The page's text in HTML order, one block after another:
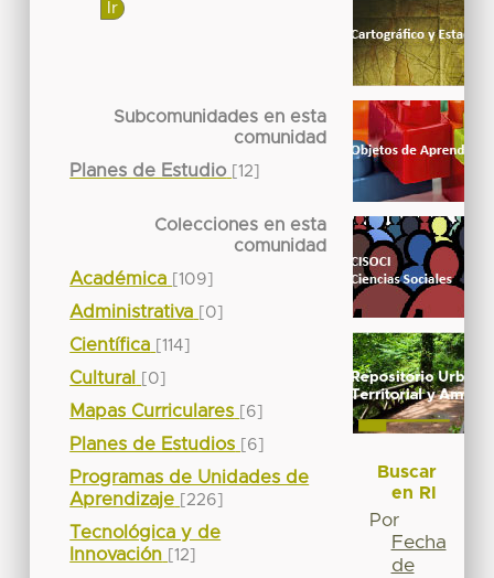
Subcomunidades en esta
comunidad
Planes de Estudio
[12]
Colecciones en esta
comunidad
Académica
[109]
Administrativa [0]
Científica [114]
Cultural [0]
Mapas Curriculares [6]
Planes de Estudios [6]
Programas de Unidades de
Aprendizaje
[226]
Tecnológica y de
Innovación
[12]
Buscar
en RI
Por
Fecha
de